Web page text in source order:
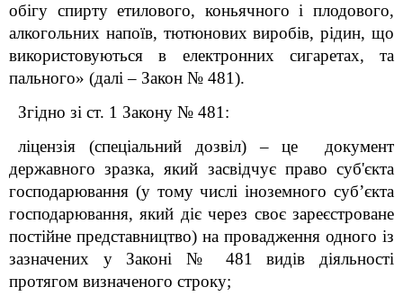
обігу спирту етилового, коньячного і плодового,
алкогольних напоїв, тютюнових виробів, рідин, що
використовуються в електронних сигаретах, та
пального» (далі – Закон № 481).
Згідно зі ст. 1 Закону № 481:
ліцензія (спеціальний дозвіл) – це документ
державного зразка, який засвідчує право суб'єкта
господарювання (у тому числі іноземного суб’єкта
господарювання, який діє через своє зареєстроване
постійне представництво) на провадження одного із
зазначених у Законі № 481 видів діяльності
протягом визначеного строку;